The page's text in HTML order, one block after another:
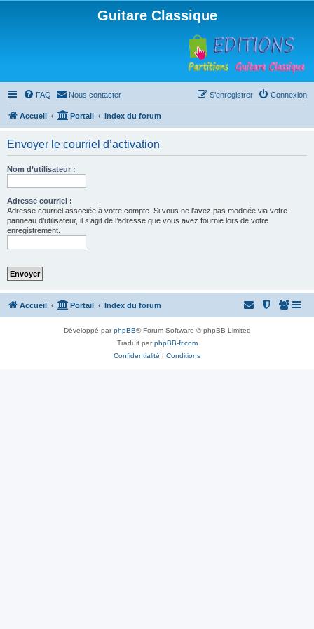
Guitare Classique
FAQ Nous contacter Connexion
S’enregistrer
Accueil Portail Index du forum
Envoyer le courriel d’activation
Nom d’utilisateur :
Adresse courriel :
Adresse courriel associée à votre compte. Si vous ne l’avez pas modifiée via votre
panneau d’utilisateur, il s’agit de l’adresse que vous avez fournie lors de votre
enregistrement.
Accueil Portail Index du forum
Développé parphpBB® Forum Software © phpBB Limited
Traduit parphpBB-fr.com
Confidentialité | Conditions